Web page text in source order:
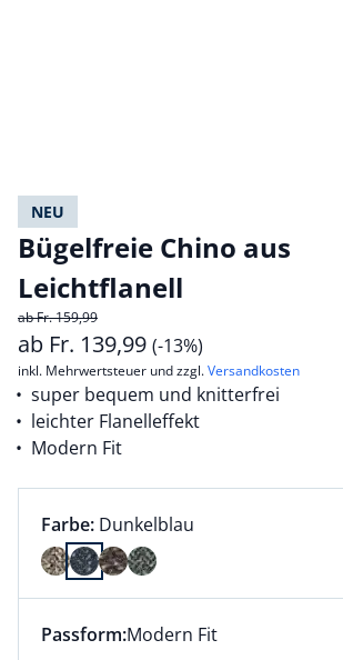
NEU
Bügelfreie Chino aus
Leichtflanell
ab Fr. 159,99
ab Fr. 139,99 (-13%)
inkl. Mehrwertsteuer und zzgl.Versandkosten
super bequem und knitterfrei
leichter Flanelleffekt
Modern Fit
Farbauswahl:
Farbe: aktuell ausgewählt:
Dunkelblau
Farbe Dunkelblau ausgewählt
Dieser Artikel hat die Passform
Passform:Modern Fit